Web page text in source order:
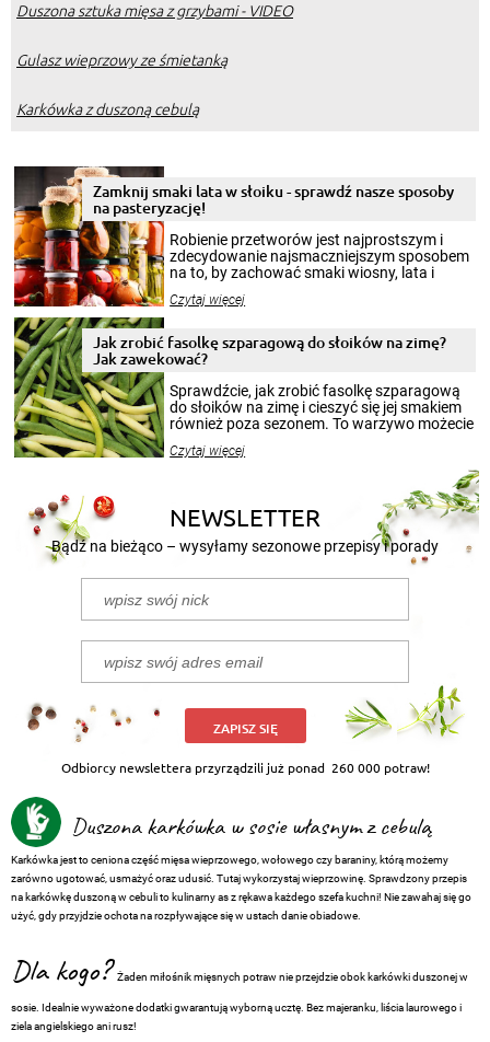
Duszona sztuka mięsa z grzybami - VIDEO
Gulasz wieprzowy ze śmietanką
Karkówka z duszoną cebulą
Zamknij smaki lata w słoiku - sprawdź nasze sposoby
na pasteryzację!
Robienie przetworów jest najprostszym i
zdecydowanie najsmaczniejszym sposobem
na to, by zachować smaki wiosny, lata i
krajobrazów, by cieszyć nimi oko w sezonie
pełni poczuć atmosferę cieplejszych
miesięcy. Przygotowanie słoików ze
patenty, które pozwolą zachować świeżość
przetworów.
Czytaj więcej
Jak zrobić fasolkę szparagową do słoików na zimę?
Jak zawekować?
Sprawdźcie, jak zrobić fasolkę szparagową
do słoików na zimę i cieszyć się jej smakiem
również poza sezonem. To warzywo możecie
nasze propozycje!
Czytaj więcej
NEWSLETTER
Bądź na bieżąco – wysyłamy sezonowe przepisy i porady
ZAPISZ SIĘ
Odbiorcy newslettera przyrządzili już ponad 260 000 potraw!
Duszona karkówka w sosie własnym z cebulą
Karkówka jest to ceniona część mięsa wieprzowego, wołowego czy baraniny, którą możemy
zarówno ugotować, usmażyć oraz udusić. Tutaj wykorzystaj wieprzowinę. Sprawdzony przepis
na karkówkę duszoną w cebuli to kulinarny as z rękawa każdego szefa kuchni! Nie zawahaj się go
użyć, gdy przyjdzie ochota na rozpływające się w ustach danie obiadowe.
Dla kogo?Żaden miłośnik mięsnych potraw nie przejdzie obok karkówki duszonej w
sosie. Idealnie wyważone dodatki gwarantują wyborną ucztę. Bez majeranku, liścia laurowego i
ziela angielskiego ani rusz!